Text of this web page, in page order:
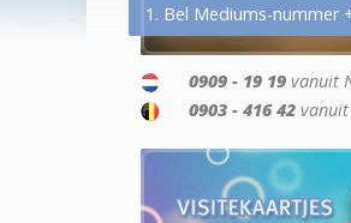
1. Bel Mediums-nummer
0909 - 19 19 vanuit
0903 - 416 42 vanuit